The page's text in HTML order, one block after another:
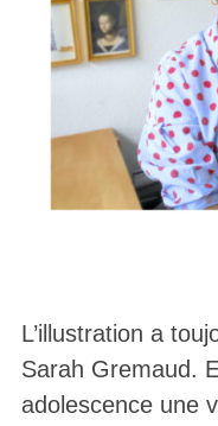
L’illustration a
Sarah Gremaud.
adolescence une